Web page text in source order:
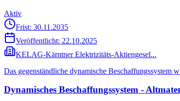
Aktiv
Frist: 30.11.2035
Veröffentlicht: 22.10.2025
KELAG-Kärntner Elektrizitäts-Aktiengesel...
Das gegenständliche dynamische
Dynamisches Beschaffungssystem -